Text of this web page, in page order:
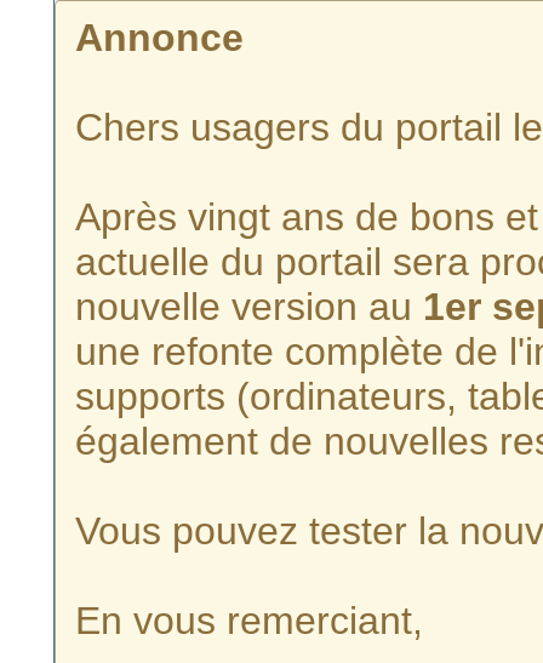
Annonce
Chers usagers du portail
Après vingt ans de bons
actuelle du portail sera
nouvelle version au 1er
une refonte complète de
supports (ordinateurs,
également de nouvelles
Vous pouvez tester la
En vous remerciant,